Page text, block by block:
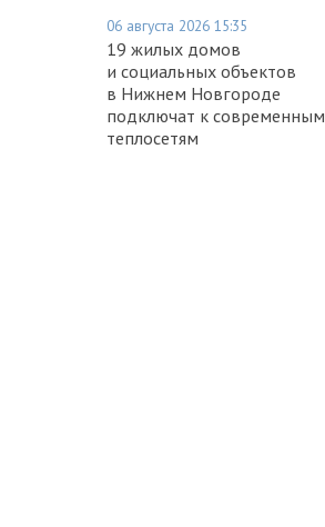
06 августа 2026 15:35
19 жилых домов
и социальных объектов
в Нижнем Новгороде
подключат к современным
теплосетям